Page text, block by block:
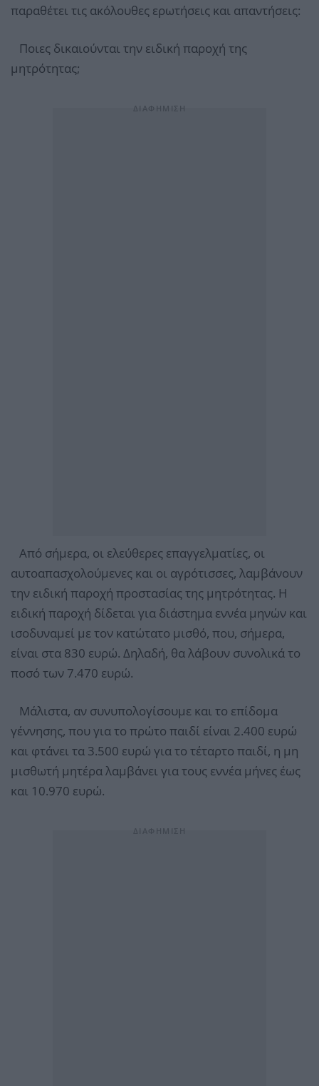
παραθέτει τις ακόλουθες ερωτήσεις και απαντήσεις:
Ποιες δικαιούνται την ειδική παροχή της
μητρότητας;
Από σήμερα, οι ελεύθερες επαγγελματίες, οι
αυτοαπασχολούμενες και οι αγρότισσες, λαμβάνουν
την ειδική παροχή προστασίας της μητρότητας. Η
ειδική παροχή δίδεται για διάστημα εννέα μηνών και
ισοδυναμεί με τον κατώτατο μισθό, που, σήμερα,
είναι στα 830 ευρώ. Δηλαδή, θα λάβουν συνολικά το
ποσό των 7.470 ευρώ.
Μάλιστα, αν συνυπολογίσουμε και το επίδομα
γέννησης, που για το πρώτο παιδί είναι 2.400 ευρώ
και φτάνει τα 3.500 ευρώ για το τέταρτο παιδί, η μη
μισθωτή μητέρα λαμβάνει για τους εννέα μήνες έως
και 10.970 ευρώ.